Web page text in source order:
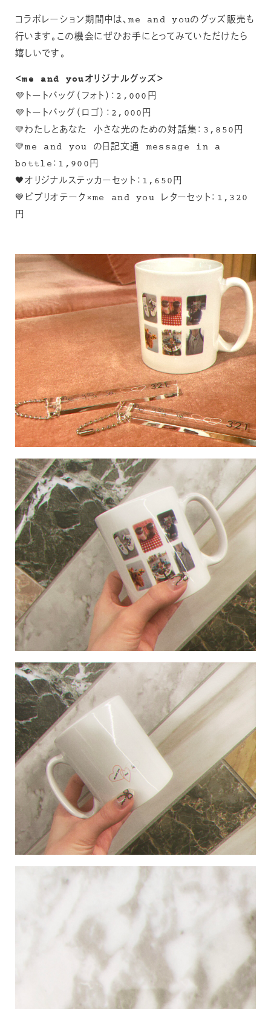
コラボレーション期間中は、me and youのグッズ販売も
行います。この機会にぜひお手にとってみていただけたら
嬉しいです。
＜me and youオリジナルグッズ＞
💜トートバッグ（フォト）：2,000円
💜トートバッグ（ロゴ）：2,000円
💛わたしとあなた 小さな光のための対話集：3,850円
💛me and you の日記文通 message in a
bottle：1,900円
🖤オリジナルステッカーセット：1,650円
💙ビブリオテーク×me and you レターセット：1,320
円